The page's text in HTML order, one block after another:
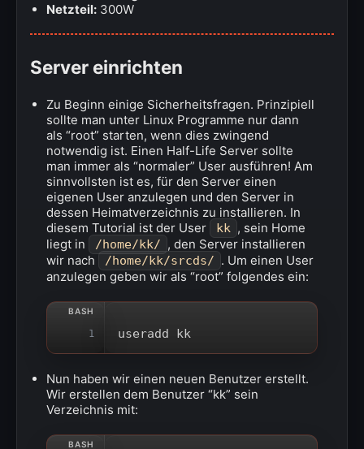
Netzteil: 300W
Server einrichten
Zu Beginn einige Sicherheitsfragen. Prinzipiell
sollte man unter Linux Programme nur dann
als “root” starten, wenn dies zwingend
notwendig ist. Einen Half-Life Server sollte
man immer als “normaler” User ausführen! Am
sinnvollsten ist es, für den Server einen
eigenen User anzulegen und den Server in
dessen Heimatverzeichnis zu installieren. In
diesem Tutorial ist der User
kk , sein Home
liegt in
/home/kk/ , den Server installieren
wir nach
/home/kk/srcds/ . Um einen User
anzulegen geben wir als “root” folgendes ein:
1 useradd kk
Nun haben wir einen neuen Benutzer erstellt.
Wir erstellen dem Benutzer “kk” sein
Verzeichnis mit: